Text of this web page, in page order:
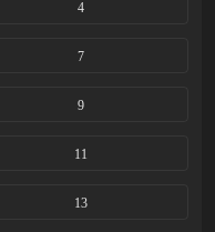
4
7
9
11
13